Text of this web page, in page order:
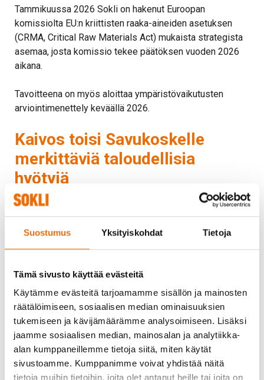
Suostumus Yksityiskohdat Tietoja
Tämä sivusto käyttää evästeitä
Käytämme evästeitä tarjoamamme sisällön ja mainosten
räätälöimiseen, sosiaalisen median ominaisuuksien
tukemiseen ja kävijämäärämme analysoimiseen. Lisäksi
jaamme sosiaalisen median, mainosalan ja analytiikka-
alan kumppaneillemme tietoja siitä, miten käytät
sivustoamme. Kumppanimme voivat yhdistää näitä
tietoja muihin tietoihin, joita olet antanut heille tai joita on
Tammikuussa 2026 Sokli on hakenut Euroopan
komissiolta EU:n kriittisten raaka-aineiden asetuksen
(CRMA, Critical Raw Materials Act) mukaista strategista
asemaa, josta komissio tekee päätöksen vuoden 2026
aikana.
Tavoitteena on myös aloittaa ympäristövaikutusten
arviointimenettely keväällä 2026.
Kaivos toisi Savukoskelle
merkittäviä taloudellisia
hyötyjä
Kaivoshankkeella olisi huomattava myönteinen vaikutus
talouteen paikallisesti, sillä se toisi uusia työpaikkoja,
verotuloja ja kysyntää palveluille.
”Meille on tärkeää edistää hanketta yhteistyössä
paikallisten kanssa, jotta kaivostoiminta ja eri elinkeinot
voivat toimia rinnakkain. Hankkeen laajeneminen ja
koetoiminnan käynnistäminen vaativat lisäresursseja.
Tavoitteenamme on työllistää mahdollisimman paljon
paikallisia. Rekrytoimme uusia työntekijöitä kevään
aikana ja tarkoituksemme on kouluttaa osaajia
yhteistyössä oppilaitosten kanssa”, sanoo Soklin